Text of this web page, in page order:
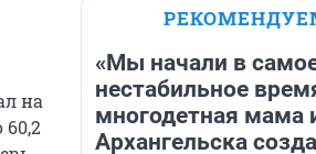
на
60,2
«Мы начали в
нестабильное
многодетная мама
Архангельска